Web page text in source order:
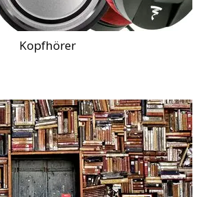
Kopfhörer